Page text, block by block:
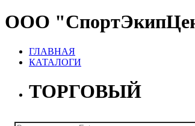
ООО
ГЛАВНАЯ
КАТАЛОГИ
ТОРГОВЫЙ